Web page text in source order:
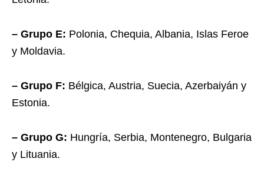
– Grupo E: Polonia, Chequia, Albania, Islas Feroe
y Moldavia.
– Grupo F: Bélgica, Austria, Suecia, Azerbaiyán y
Estonia.
– Grupo G: Hungría, Serbia, Montenegro, Bulgaria
y Lituania.